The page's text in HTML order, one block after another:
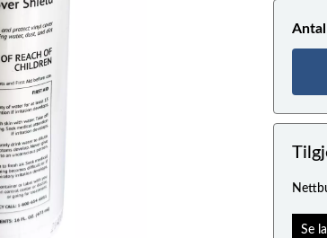
Antall
Se